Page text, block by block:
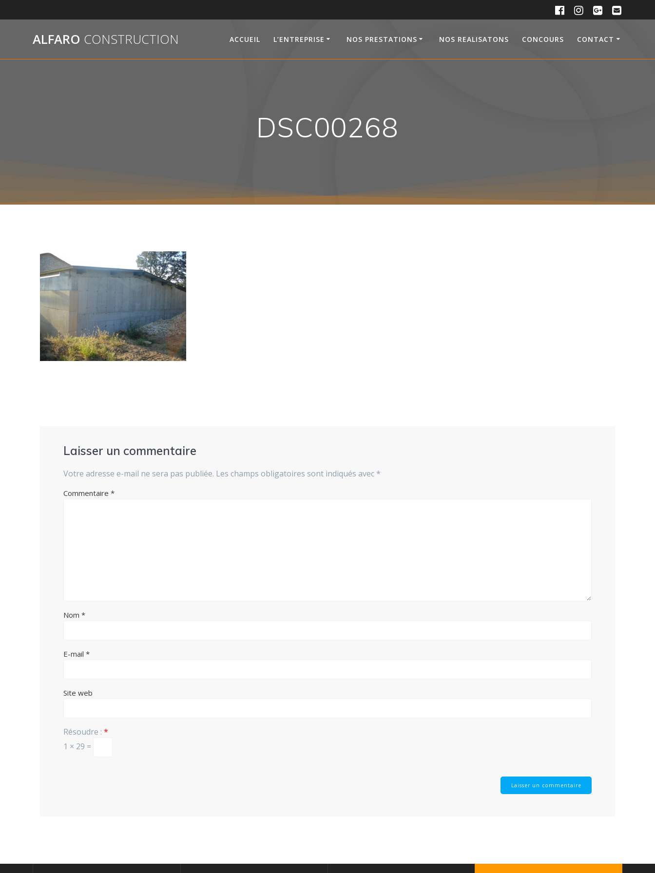
au
ALFARO CONSTRUCTION ACCUEIL L’ENTREPRISE NOS PRESTATIONS NOS REALISATONS CONCOURS CONTACT
DSC00268
Laisser un commentaire
Votre adresse e-mail ne sera pas publiée. Les champs obligatoires sont indiqués avec *
Commentaire*
Nom*
E-mail*
Site web
Résoudre :*
1 × 29 =